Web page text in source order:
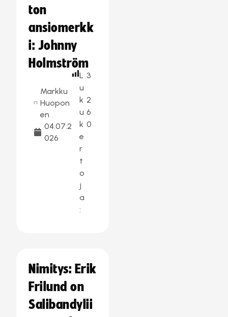
ton
ansiomerkk
i: Johnny
Holmström
Markku
Huopon
en
04.07.2
026
L
u
k
u
k
e
r
t
o
j
a
:
3
2
6
0
Nimitys: Erik
Frilund on
Salibandylii